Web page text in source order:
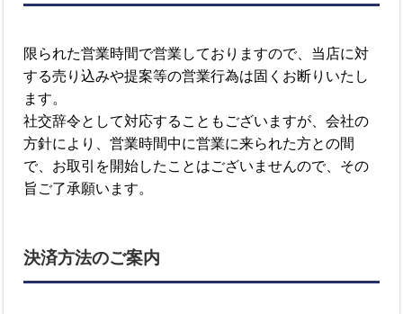
限られた営業時間で営業しておりますので、当店に対
する売り込みや提案等の営業行為は固くお断りいたし
ます。
社交辞令として対応することもございますが、会社の
方針により、営業時間中に営業に来られた方との間
で、お取引を開始したことはございませんので、その
旨ご了承願います。
決済方法のご案内